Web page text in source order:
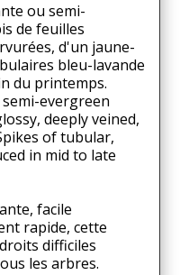
ou semi-
de feuilles
d'un jaune-
bleu-lavande
du printemps.
evergreen
deeply veined,
of tubular,
in mid to late
facile
rapide, cette
difficiles
les arbres.